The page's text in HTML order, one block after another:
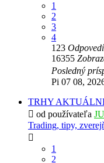
1
2
3
4
123 Odpovedí
16355
Posledný
Pi 07 08,
TRHY
od používateľa
Trading, tipy,
1
2